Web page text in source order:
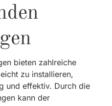
bieten zahlreiche
zu installieren,
und effektiv. Durch die
kann der